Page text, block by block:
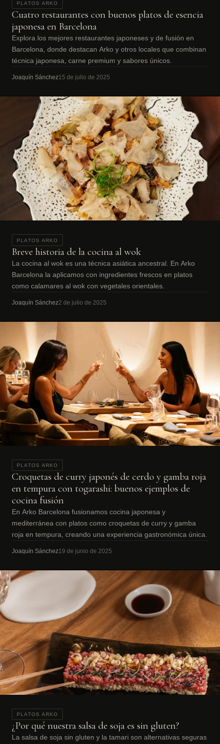
PLATOS ARKO
Cuatro restaurantes con buenos platos de esencia
japonesa en Barcelona
Explora los mejores restaurantes japoneses y de fusión en
Barcelona, donde destacan Arko y otros locales que combinan
técnica japonesa, carne premium y sabores únicos.
Joaquín Sánchez15 de julio de 2025
PLATOS ARKO
Breve historia de la cocina al wok
La cocina al wok es una técnica asiática ancestral. En Arko
Barcelona la aplicamos con ingredientes frescos en platos
como calamares al wok con vegetales orientales.
Joaquín Sánchez2 de julio de 2025
PLATOS ARKO
Croquetas de curry japonés de cerdo y gamba roja
en tempura con togarashi: buenos ejemplos de
cocina fusión
En Arko Barcelona fusionamos cocina japonesa y
mediterránea con platos como croquetas de curry y gamba
roja en tempura, creando una experiencia gastronómica única.
Joaquín Sánchez19 de junio de 2025
PLATOS ARKO
¿Por qué nuestra salsa de soja es sin gluten?
La salsa de soja sin gluten y la tamari son alternativas seguras